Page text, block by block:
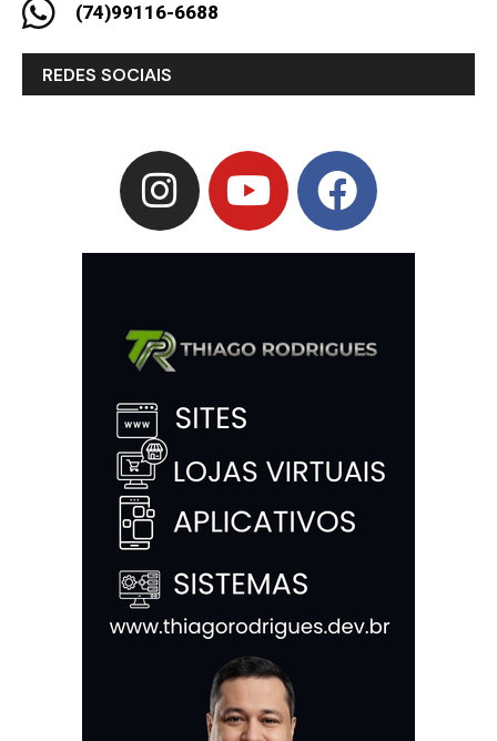
(74)99116-6688
REDES SOCIAIS